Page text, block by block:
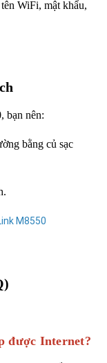
WiFi, mật khẩu,
bạn nên:
bằng củ sạc
M8550
được Internet?